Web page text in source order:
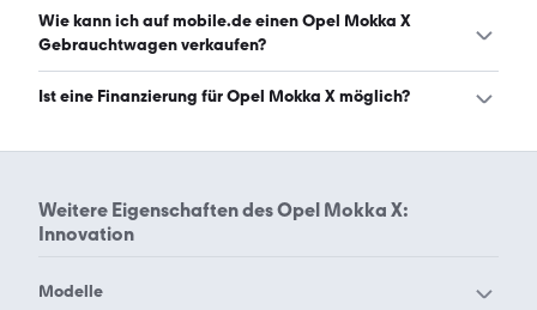
9.8.2026)
Den Opel Mokka X INNOVATION gibt es in folgenden
Bauformen: SUV. (Stand: 9.8.2026)
Wie kann ich auf mobile.de einen Opel Mokka X
Gebrauchtwagen verkaufen?
Alle Informationen zum Verkauf an mobile.de-
Ist eine Finanzierung für Opel Mokka X möglich?
jeweiligen Angebotsseite berechnet werden.
Weitere Eigenschaften desOpel Mokka X:
Innovation
Modelle